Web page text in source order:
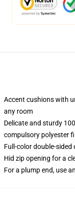
Accent cushions with
any room
Delicate and sturdy
compulsory polyester
Full-color double-
Hid zip opening for a
For a plump end, use